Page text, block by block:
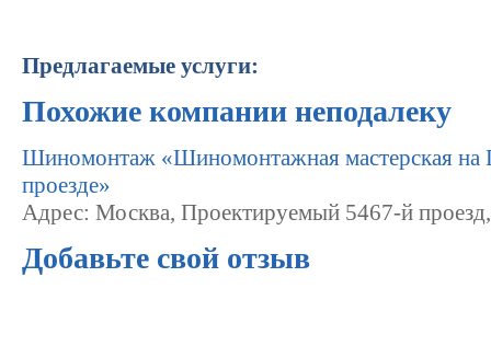
Предлагаемые услуги:
Похожие компании неподалеку
Шиномонтаж «Шиномонтажная мастерская на
проезде»
Адрес: Москва, Проектируемый 5467-й
Добавьте свой отзыв